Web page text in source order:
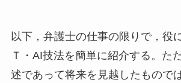
以下，弁護士の仕事の限りで，役
Ｔ・AI技法を簡単に紹介する。た
述であって将来を見越したもので